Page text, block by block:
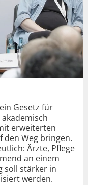
Gesetz für
erweiterten
den Weg bringen.
Ärzte, Pflege
an einem
soll stärker in
werden.